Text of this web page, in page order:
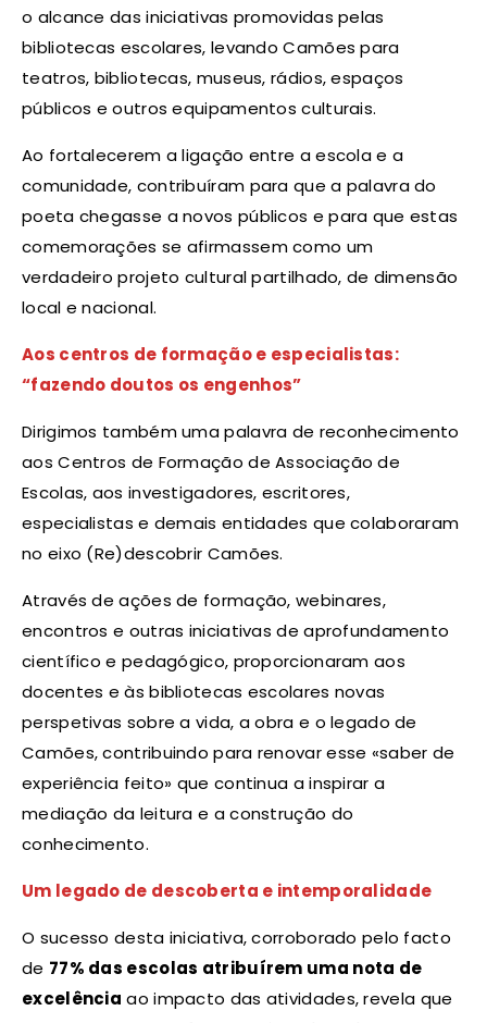
o alcance das iniciativas promovidas pelas
bibliotecas escolares, levando Camões para
teatros, bibliotecas, museus, rádios, espaços
públicos e outros equipamentos culturais.
Ao fortalecerem a ligação entre a escola e a
comunidade, contribuíram para que a palavra do
poeta chegasse a novos públicos e para que estas
comemorações se afirmassem como um
verdadeiro projeto cultural partilhado, de dimensão
local e nacional.
Aos centros de formação e especialistas:
“fazendo doutos os engenhos”
Dirigimos também uma palavra de reconhecimento
aos Centros de Formação de Associação de
Escolas, aos investigadores, escritores,
especialistas e demais entidades que colaboraram
no eixo (Re)descobrir Camões.
Através de ações de formação, webinares,
encontros e outras iniciativas de aprofundamento
científico e pedagógico, proporcionaram aos
docentes e às bibliotecas escolares novas
perspetivas sobre a vida, a obra e o legado de
Camões, contribuindo para renovar esse «saber de
experiência feito» que continua a inspirar a
mediação da leitura e a construção do
conhecimento.
Um legado de descoberta e intemporalidade
O sucesso desta iniciativa, corroborado pelo facto
de 77% das escolas atribuírem uma nota de
excelência ao impacto das atividades, revela que